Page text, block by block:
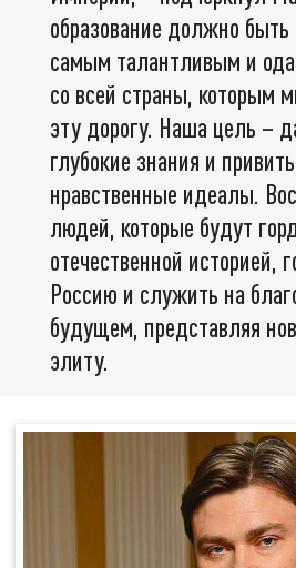
образование должно
самым талантливым и
со всей страны, которым
эту дорогу. Наша цель –
глубокие знания и
нравственные идеалы.
людей, которые будут
отечественной историей,
Россию и служить на
будущем, представляя
элиту.